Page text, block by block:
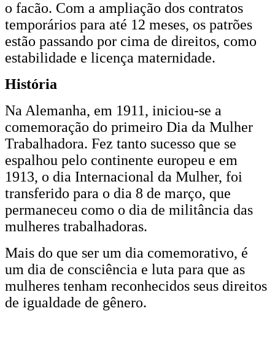
o facão. Com a ampliação dos contratos
temporários para até 12 meses, os patrões
estão passando por cima de direitos, como
estabilidade e licença maternidade.
História
Na Alemanha, em 1911, iniciou-se a
comemoração do primeiro Dia da Mulher
Trabalhadora. Fez tanto sucesso que se
espalhou pelo continente europeu e em
1913, o dia Internacional da Mulher, foi
transferido para o dia 8 de março, que
permaneceu como o dia de militância das
mulheres trabalhadoras.
Mais do que ser um dia comemorativo, é
um dia de consciência e luta para que as
mulheres tenham reconhecidos seus direitos
de igualdade de gênero.